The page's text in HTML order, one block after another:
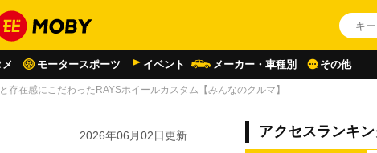
モータースポーツ イベント メーカー・車種別 その他
存在感にこだわったRAYSホイールカスタム【みんなのクルマ】
2026年06月02日更新 アクセスランキ